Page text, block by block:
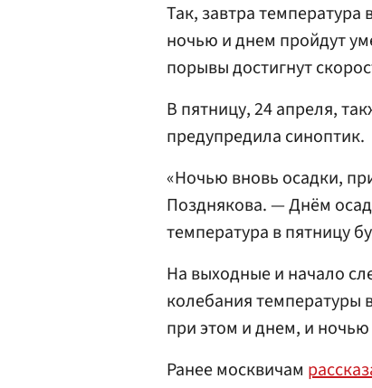
Так, завтра
ночью и днем пройдут
порывы достигнут
В пятницу, 24 апреля,
предупредила синоптик.
«Ночью вновь осадки,
Позднякова. — Днём
температура в пятницу
На выходные и начало
колебания температуры
при этом и днем, и
Ранее москвичам